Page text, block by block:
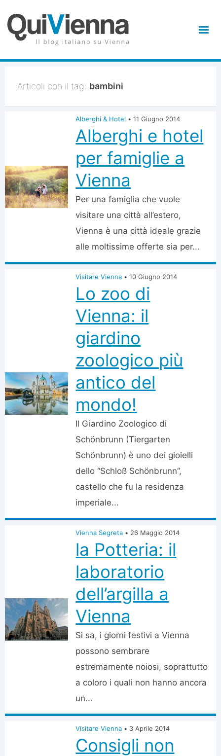
Articoli con il tag: bambini
Alberghi & Hotel • 11 Giugno 2014
Alberghi e hotel
per famiglie a
Vienna
Per una famiglia che vuole
visitare una città all’estero,
Vienna è una città ideale grazie
alle moltissime offerte sia per...
Visitare Vienna • 10 Giugno 2014
Lo zoo di
Vienna: il
giardino
zoologico più
antico del
mondo!
Il Giardino Zoologico di
Schönbrunn (Tiergarten
Schönbrunn) è uno dei gioielli
dello “Schloß Schönbrunn”,
castello che fu la residenza
imperiale...
Vienna Segreta • 26 Maggio 2014
la Potteria: il
laboratorio
dell’argilla a
Vienna
Si sa, i giorni festivi a Vienna
possono sembrare
estremamente noiosi, soprattutto
a coloro i quali non hanno ancora
un...
Visitare Vienna • 3 Aprile 2014
Consigli non